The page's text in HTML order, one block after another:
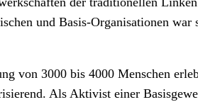
und Basis-Organisationen
von 3000 bis 4000 Menschen
Als Aktivist einer